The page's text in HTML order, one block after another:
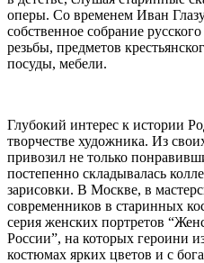
оперы. Со временем Иван
собственное собрание
резьбы, предметов
посуды, мебели.
Глубокий интерес к истории
творчестве художника. Из
привозил не только
постепенно складывалась
зарисовки. В Москве, в
современников в старинных
серия женских портретов
России”, на которых героини
костюмах ярких цветов и с